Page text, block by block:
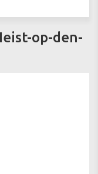
op-den-